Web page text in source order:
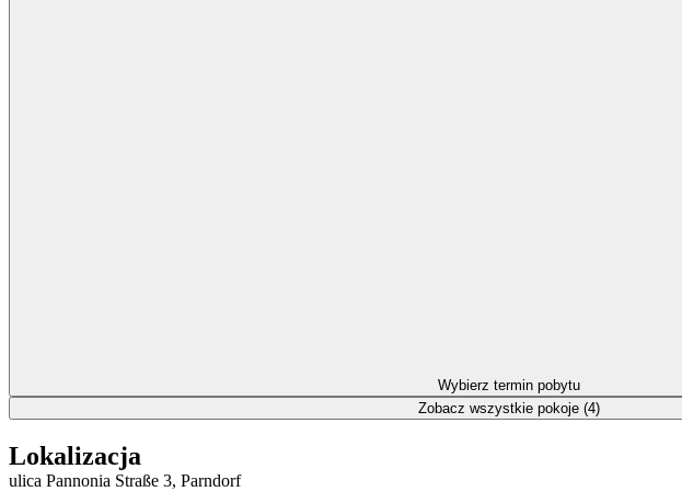
Lokalizacja
ulica Pannonia Straße 3, Parndorf
Wybierz termin pobytu
Zobacz wszystkie pokoje (4)